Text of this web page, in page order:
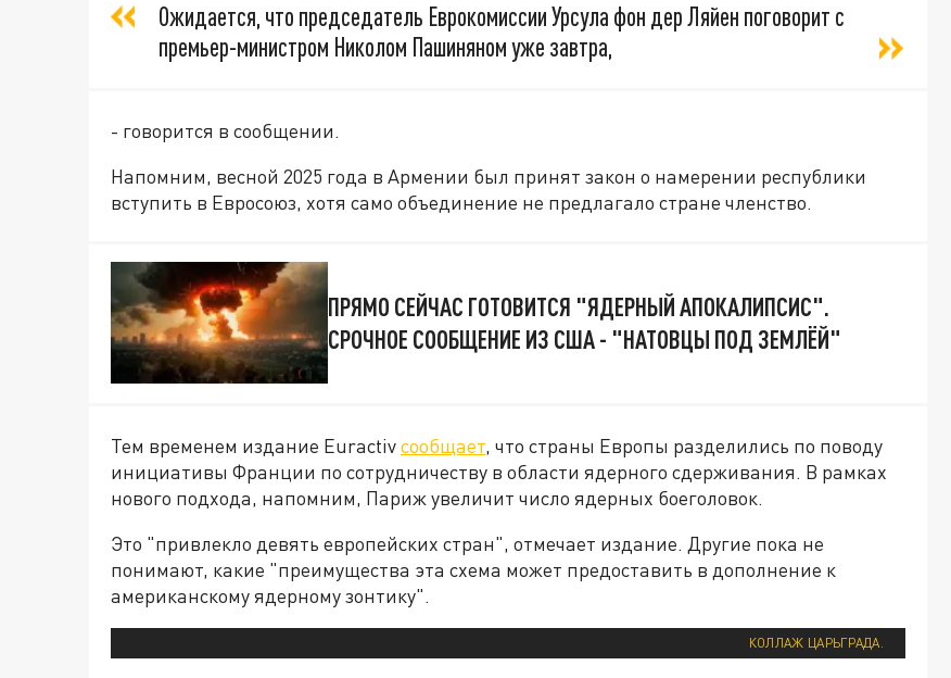
Ожидается, что председатель Еврокомиссии Урсула фон дер Ляйен поговорит с
премьер-министром Николом Пашиняном уже завтра,
- говорится в сообщении.
Напомним, весной 2025 года в Армении был принят закон о намерении республики
вступить в Евросоюз, хотя само объединение не предлагало стране членство.
ПРЯМО СЕЙЧАС ГОТОВИТСЯ "ЯДЕРНЫЙ АПОКАЛИПСИС".
СРОЧНОЕ СООБЩЕНИЕ ИЗ США - "НАТОВЦЫ ПОД ЗЕМЛЁЙ"
Тем временем издание Euractivсообщает, что страны Европы разделились по поводу
инициативы Франции по сотрудничеству в области ядерного сдерживания. В рамках
нового подхода, напомним, Париж увеличит число ядерных боеголовок.
Это "привлекло девять европейских стран", отмечает издание. Другие пока не
понимают, какие "преимущества эта схема может предоставить в дополнение к
американскому ядерному зонтику".
КОЛЛАЖ ЦАРЬГРАДА.